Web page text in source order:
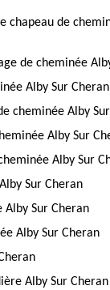
chapeau de
de cheminée
Alby Sur Cheran
cheminée Alby
Alby Sur
Alby Sur
Sur Cheran
Alby Sur Cheran
Alby Sur Cheran
Alby Sur Cheran